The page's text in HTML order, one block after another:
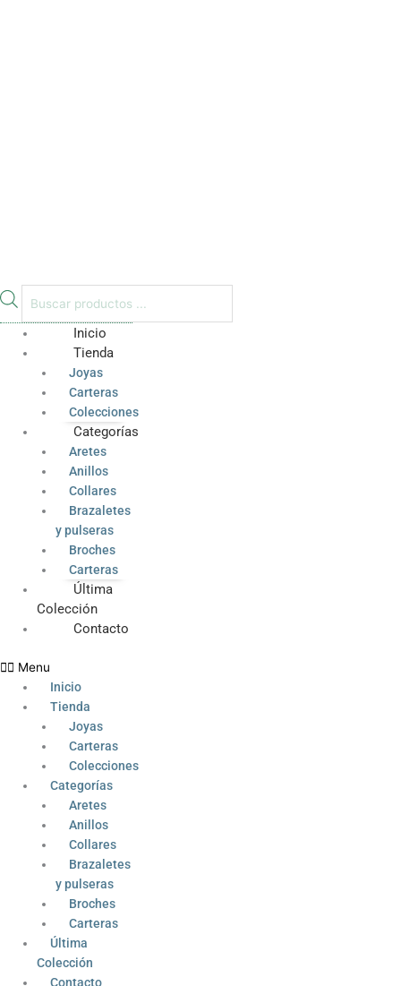
Inicio
Tienda
Joyas
Carteras
Colecciones
Categorías
Aretes
Anillos
Collares
Brazaletes
y pulseras
Broches
Carteras
Última
Colección
Contacto
Menu
Inicio
Tienda
Joyas
Carteras
Colecciones
Categorías
Aretes
Anillos
Collares
Brazaletes
y pulseras
Broches
Carteras
Última
Colección
Contacto